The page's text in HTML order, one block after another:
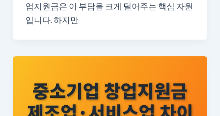
업지원금은 이 부담을 크게 덜어주는 핵심 자원
입니다. 하지만